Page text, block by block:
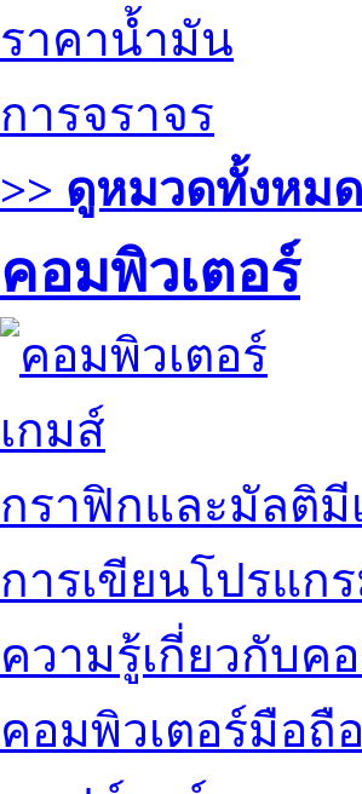
ราคาน้ำมัน
การจราจร
>> ดูหมวดทั้งหมด
คอมพิวเตอร์
เกมส์
กราฟิกและมัลติมี
การเขียนโปรแก
ความรู้เกี่ยวกับค
คอมพิวเตอร์มือถือ